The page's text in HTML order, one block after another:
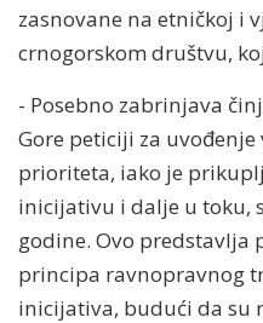
zasnovane na etničkoj i
crnogorskom društvu,
- Posebno zabrinjava
Gore peticiji za
prioriteta, iako je
inicijativu i dalje u toku,
godine. Ovo predstavlja
principa ravnopravnog
inicijativa, budući da su